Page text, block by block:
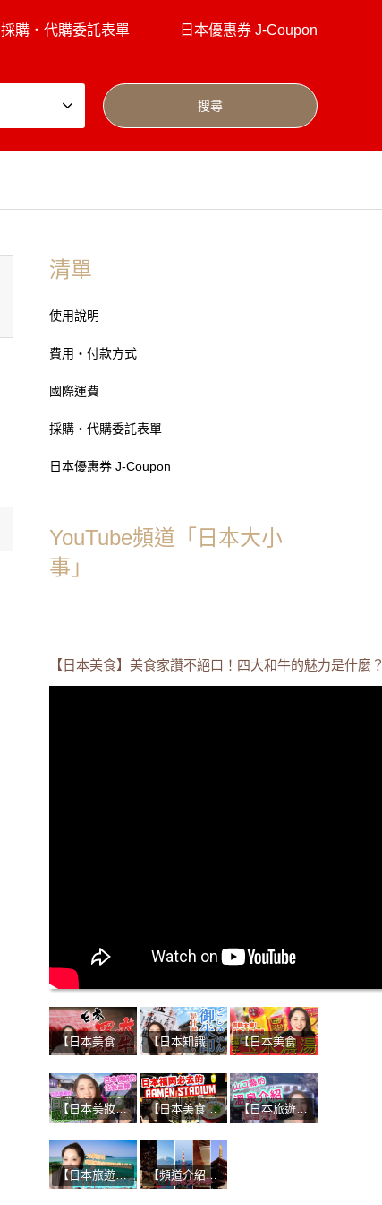
採購・代購委託表單 日本優惠券 J-Coupon
清單
使用說明
費用・付款方式
國際運費
採購・代購委託表單
日本優惠券 J-Coupon
YouTube頻道「日本大小
事」
【日本美食】美食家讚不絕口！四大和牛的魅力是什麼
【日本美食】美食家讚不絕口！四大和牛的魅力是什麼？ 【日本知識】參拜神社與寺廟必備！受到日本人喜愛的紀念品！！ 【日本美食】不吃絕對後悔！日本販賣機&便利商店的獨特熱食！
【日本美妝】日本人的美肌秘訣！京都必買化妝品：優佳雅 YOJIYA！！ 【日本美食】當地人大推的博多拉麵！濃厚豚骨湯頭+手工麵的無敵組合 【日本旅遊】山口縣第二彈-超讚溫泉之旅！
【日本旅遊】來自山口縣的SASA！推薦日本的吃喝玩樂 【頻道介紹】初次見面！日本大小事YouTube頻道開始了